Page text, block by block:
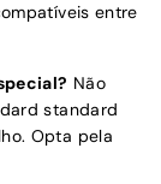
entre
Não
standard
Opta pela